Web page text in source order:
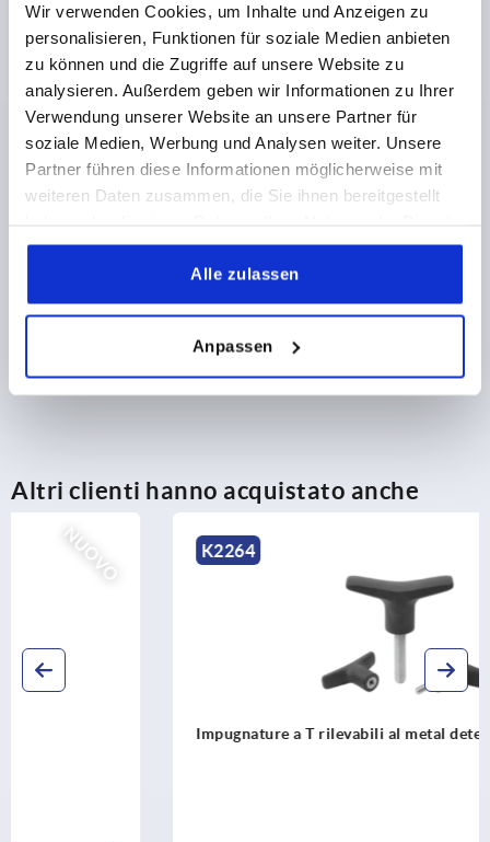
Wir verwenden Cookies, um Inhalte und Anzeigen zu
personalisieren, Funktionen für soziale Medien anbieten
zu können und die Zugriffe auf unsere Website zu
analysieren. Außerdem geben wir Informationen zu Ihrer
Verwendung unserer Website an unsere Partner für
soziale Medien, Werbung und Analysen weiter. Unsere
Partner führen diese Informationen möglicherweise mit
weiteren Daten zusammen, die Sie ihnen bereitgestellt
gesammelt haben.
Alle zulassen
Anpassen
Numero d’ordine: K0274.1110624X20
3,36 CHF
più le spese di spedizione
Altri clienti hanno acquistato anche
K2264
Impugnature a T rilevabili al metal detector